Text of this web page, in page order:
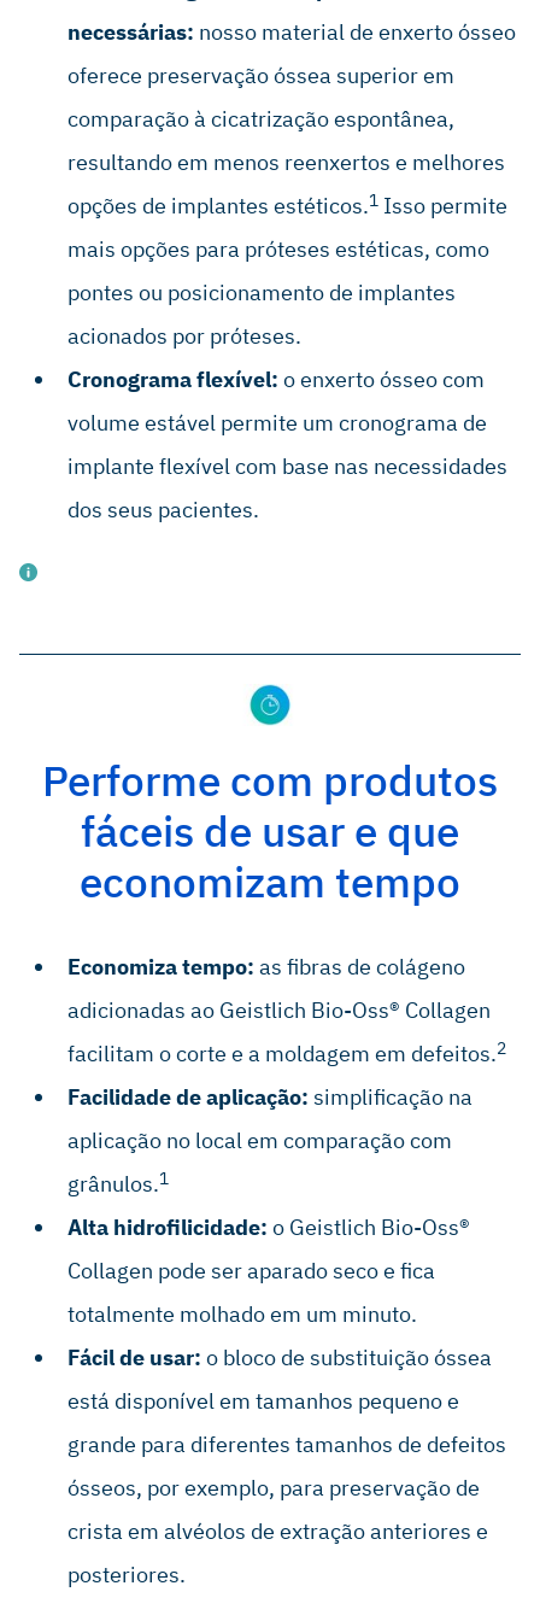
necessárias: nosso material de enxerto ósseo
oferece preservação óssea superior em
comparação à cicatrização espontânea,
resultando em menos reenxertos e melhores
opções de implantes estéticos.1 Isso permite
mais opções para próteses estéticas, como
pontes ou posicionamento de implantes
acionados por próteses.
Cronograma flexível: o enxerto ósseo com
volume estável permite um cronograma de
implante flexível com base nas necessidades
dos seus pacientes.
Rohner D et al., Int J Oral Maxillo
Performe com produtos
fáceis de usar e que
economizam tempo
Economiza tempo: as fibras de colágeno
adicionadas ao Geistlich Bio-Oss® Collagen
facilitam o corte e a moldagem em defeitos.2
Facilidade de aplicação: simplificação na
aplicação no local em comparação com
grânulos.1
Alta hidrofilicidade: o Geistlich Bio-Oss®
Collagen pode ser aparado seco e fica
totalmente molhado em um minuto.
Fácil de usar: o bloco de substituição óssea
está disponível em tamanhos pequeno e
grande para diferentes tamanhos de defeitos
ósseos, por exemplo, para preservação de
crista em alvéolos de extração anteriores e
posteriores.